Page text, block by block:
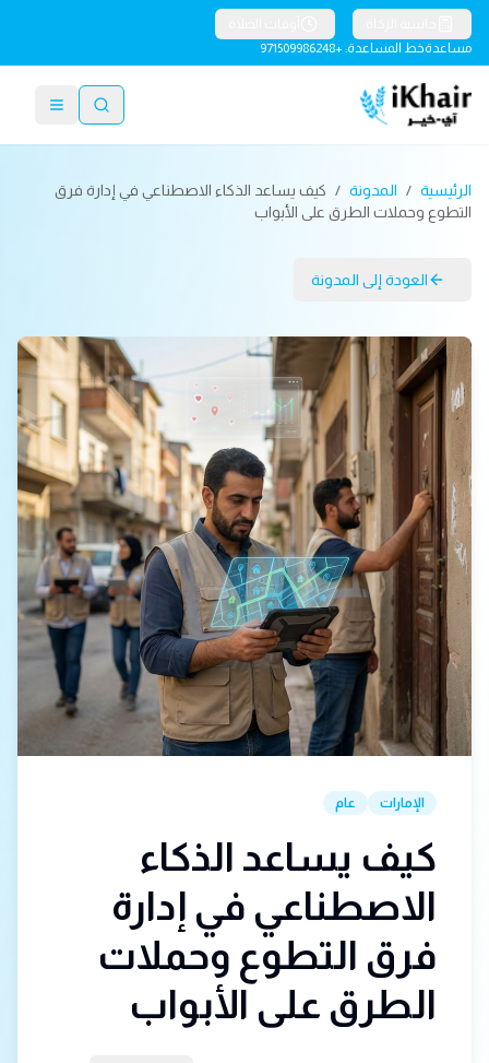
مساعدةخط المساعدة: +971509986248
الرئيسية / المدونة / كيف يساعد الذكاء الاصطناعي في إدارة فرق
التطوع وحملات الطرق على الأبواب
العودة إلى المدونة
الإمارات عام
كيف يساعد الذكاء
الاصطناعي في إدارة
فرق التطوع وحملات
الطرق على الأبواب